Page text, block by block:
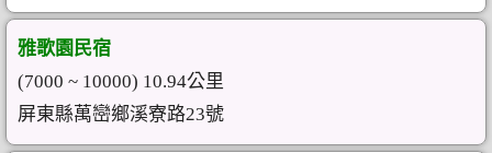
雅歌園民宿
(7000 ~ 10000) 10.94公里
屏東縣萬巒鄉溪寮路23號